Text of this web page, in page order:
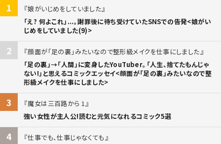
1
娘がいじめをしていました
「え? 何よこれ」...。謝罪後に待ち受けていたSNSでの告発<娘がい
じめをしていました(9)>
2
顔面が「足の裏」みたいなので整形級メイクを仕事にしました
「足の裏」→「人間」に変身したYouTuber。「人生、捨てたもんじゃ
ない!」と思えるコミックエッセイ<顔面が「足の裏」みたいなので整
形級メイクを仕事にしました>
3
魔女は三百路から 1
強い女性が主人公!読むと元気になれるコミック5選
4
仕事でも、仕事じゃなくても